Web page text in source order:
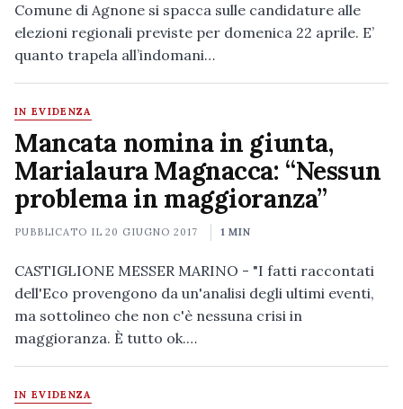
Comune di Agnone si spacca sulle candidature alle
elezioni regionali previste per domenica 22 aprile. E’
quanto trapela all’indomani…
IN EVIDENZA
Mancata nomina in giunta,
Marialaura Magnacca: “Nessun
problema in maggioranza”
PUBBLICATO IL20 GIUGNO 2017 1 MIN
CASTIGLIONE MESSER MARINO - "I fatti raccontati
dell'Eco provengono da un'analisi degli ultimi eventi,
ma sottolineo che non c'è nessuna crisi in
maggioranza. È tutto ok.…
IN EVIDENZA